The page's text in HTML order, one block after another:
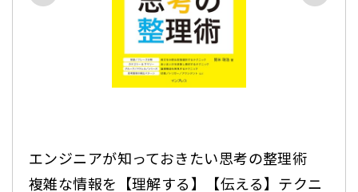
エンジニアが知っておきたい思考の整理術
複雑な情報を【理解する】【伝える】テクニ